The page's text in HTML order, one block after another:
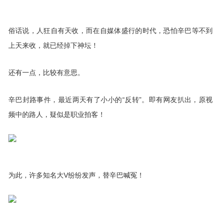
俗话说，人狂自有天收，而在自媒体盛行的时代，恐怕辛巴等不到
上天来收，就已经掉下神坛！
还有一点，比较有意思。
辛巴封路事件，最近两天有了小小的“反转”。即有网友扒出，原视
频中的路人，疑似是职业拍客！
为此，许多知名大V纷纷发声，替辛巴喊冤！